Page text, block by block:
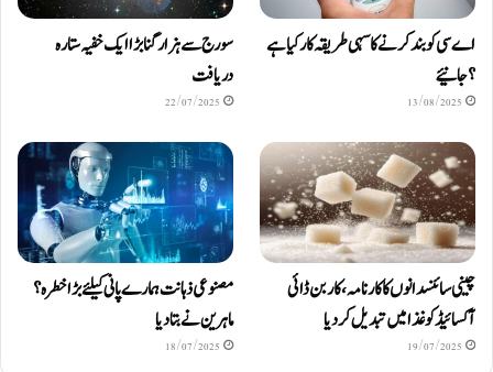
اے سی کو بند کرنے کا سہی طریقہ کار کیا ہے
؟ جانیئے
13/08/2025
سورج سے ہزار گنا بڑا ایک خفیہ ستارہ
دریافت
22/07/2025
چینی سائنسدانوں کا کارنامہ، کاربن ڈائی
آکسائیڈ کو غذا میں تبدیل کردیا
19/07/2025
مصنوعی ذہانت ہمارے پانی کیلئے بڑا خطرہ؟
ماہرین نے بتا دیا
18/07/2025